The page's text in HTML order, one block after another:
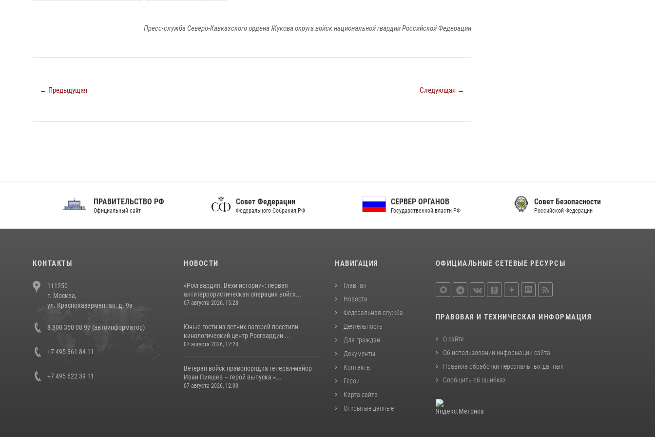
Пресс-служба Северо-Кавказского ордена Жукова округа войск национальной гвардии Российской Федерации
← Предыдущая Следующая →
ПРАВИТЕЛЬСТВО РФ
Официальный сайт
Совет Федерации
Федерального Собрания РФ
СЕРВЕР ОРГАНОВ
Государственной власти РФ
Совет Безопасности
Российской Федерации
КОНТАКТЫ
111250
г. Москва,
ул. Красноказарменная, д. 9а
8 800 350 08 97 (автоинформатор)
+7 495 361 84 11
+7 495 622 39 11
НОВОСТИ
«Росгвардия. Вехи истории»: первая
антитеррористическая операция войск...
07 августа 2026, 15:28
Юные гости из летних лагерей посетили
кинологический центр Росгвардии ...
07 августа 2026, 12:20
Ветеран войск правопорядка генерал-майор
Иван Пияшев – герой выпуска «...
07 августа 2026, 12:00
НАВИГАЦИЯ
Главная
Новости
Федеральная служба
Деятельность
Для граждан
Документы
Контакты
Герои
Карта сайта
Открытые данные
ОФИЦИАЛЬНЫЕ СЕТЕВЫЕ РЕСУРСЫ
ПРАВОВАЯ И ТЕХНИЧЕСКАЯ ИНФОРМАЦИЯ
О сайте
Об использовании информации сайта
Правила обработки персональных данных
Сообщить об ошибках